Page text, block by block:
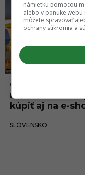
Obľúbený lacný
novinkou. Jeho
kúpiť aj na e-
SLOVENSKO
námietku pomocou
alebo v ponuke
môžete spravovať
ochrany súkromia a